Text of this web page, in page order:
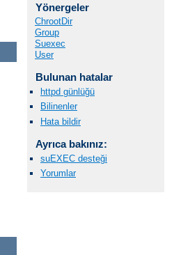
Yönergeler
ChrootDir
Group
Suexec
User
Bulunan hatalar
httpd günlüğü
Bilinenler
Hata bildir
Ayrıca bakınız:
suEXEC desteği
Yorumlar